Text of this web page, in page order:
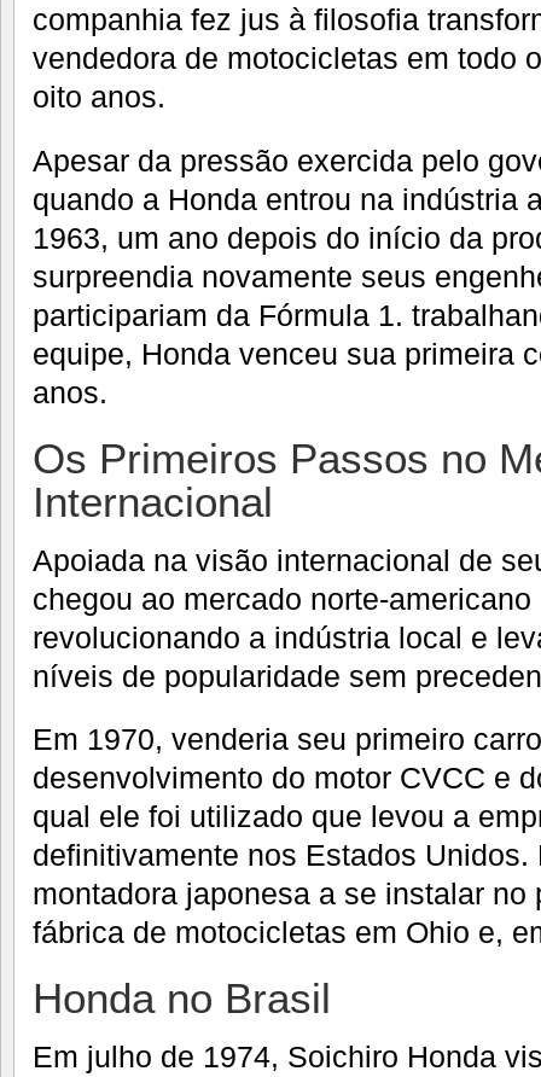
companhia fez jus à filosofia
vendedora de motocicletas em todo
oito anos.
Apesar da pressão exercida pelo
quando a Honda entrou na indústria
1963, um ano depois do início da
surpreendia novamente seus
participariam da Fórmula 1.
equipe, Honda venceu sua primeira
anos.
Os Primeiros Passos no
Internacional
Apoiada na visão internacional de
chegou ao mercado norte-americano
revolucionando a indústria local e
níveis de popularidade sem
Em 1970, venderia seu primeiro
desenvolvimento do motor CVCC e
qual ele foi utilizado que levou a
definitivamente nos Estados Unidos.
montadora japonesa a se instalar no
fábrica de motocicletas em Ohio e,
Honda no Brasil
Em julho de 1974, Soichiro Honda